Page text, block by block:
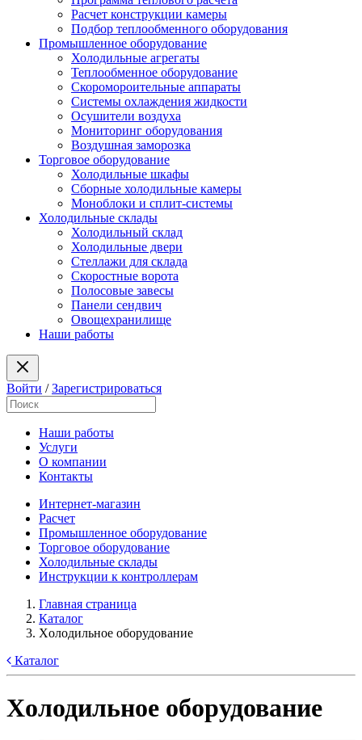
Расчет конструкции камеры
Подбор теплообменного оборудования
Промышленное оборудование
Холодильные агрегаты
Теплообменное оборудование
Скоромороительные аппараты
Системы охлаждения жидкости
Осушители воздуха
Мониторинг оборудования
Воздушная заморозка
Торговое оборудование
Холодильные шкафы
Сборные холодильные камеры
Моноблоки и сплит-системы
Холодильные склады
Холодильный склад
Холодильные двери
Стеллажи для склада
Скоростные ворота
Полосовые завесы
Панели сендвич
Овощехранилище
Наши работы
Войти /Зарегистрироваться
Наши работы
Услуги
О компании
Контакты
Интернет-магазин
Расчет
Промышленное оборудование
Торговое оборудование
Холодильные склады
Инструкции к контроллерам
Главная страница
Каталог
Xолодильное оборудование
Каталог
Xолодильное оборудование